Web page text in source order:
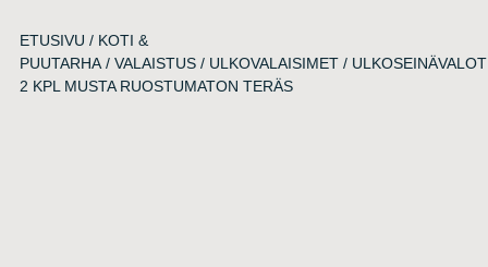
ETUSIVU / KOTI &
PUUTARHA/ VALAISTUS/ ULKOVALAISIMET/ ULKOSEINÄVALOT
2 KPL MUSTA RUOSTUMATON TERÄS